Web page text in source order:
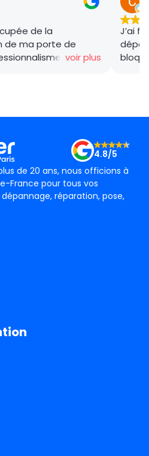
de la
de ma porte de
et avec
voir plus
J’ai
de 20 ans, nous officions à
France pour tous vos
réparation, pose,
4.8/5